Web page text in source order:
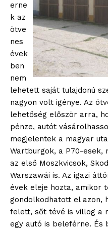
erne
k az
ötve
nes
évek
ben
nem
lehetett saját tulajdonú
nagyon volt igénye. Az
lehetőség először arra,
pénze, autót
megjelentek a magyar
Wartburgok, a P70-esek,
az első Moszkvicsok,
Warszawái is. Az igazi
évek eleje hozta, amikor
gondolkodhatott el azon,
felett, sőt tévé is villog a
egy autó is beleférne. És